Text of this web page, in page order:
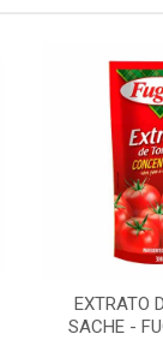
EXTRATO
SACHE -